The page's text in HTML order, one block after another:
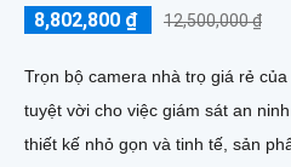
8,802,800 ₫ 12,500,000 ₫
Trọn bộ camera nhà trọ giá rẻ
tuyệt vời cho việc giám sát an ninh
thiết kế nhỏ gọn và tinh tế, sản